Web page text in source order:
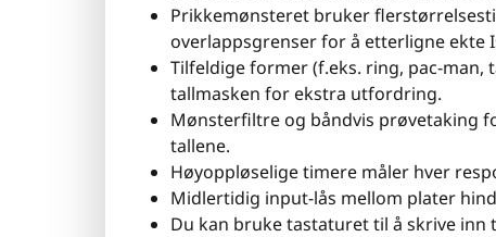
Prikkemønsteret bruker
overlappsgrenser for å etterligne ekte
Tilfeldige former (f.eks. ring, pac-man,
tallmasken for ekstra utfordring.
Mønsterfiltre og båndvis prøvetaking
tallene.
Høyoppløselige timere måler hver
Midlertidig input-lås mellom plater
Du kan bruke tastaturet til å skrive inn